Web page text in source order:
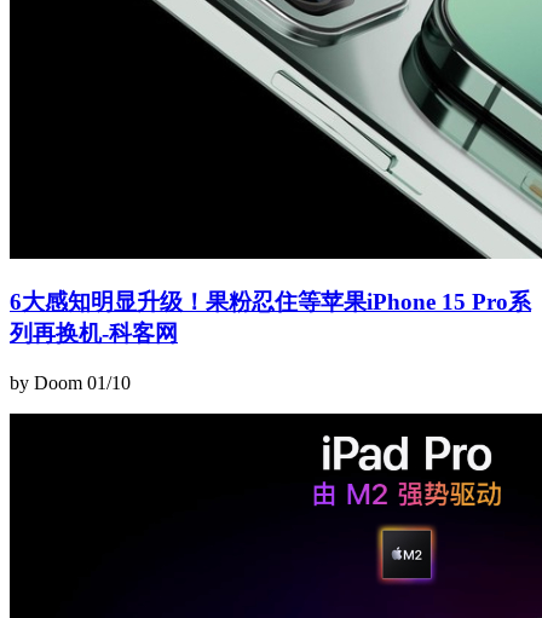
6大感知明显升级！果粉忍住等苹果iPhone 15 Pro系
列再换机-科客网
by Doom 01/10